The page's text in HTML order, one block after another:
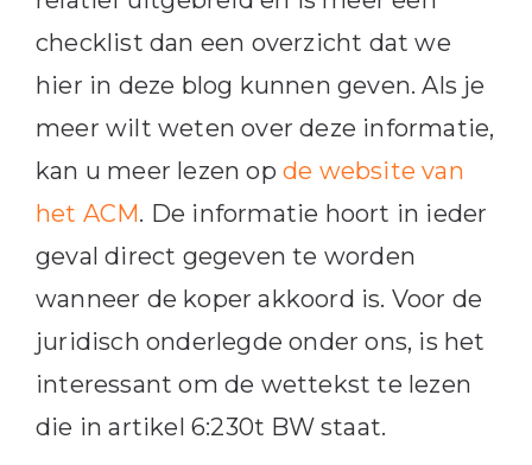
checklist dan een overzicht dat we
hier in deze blog kunnen geven. Als je
meer wilt weten over deze informatie,
kan u meer lezen op de website van
het ACM. De informatie hoort in ieder
geval direct gegeven te worden
wanneer de koper akkoord is. Voor de
juridisch onderlegde onder ons, is het
interessant om de wettekst te lezen
die in artikel 6:230t BW staat.